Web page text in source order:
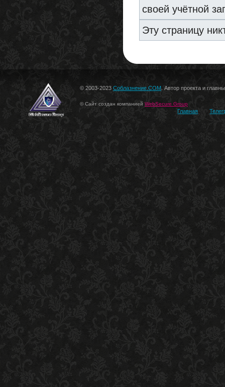
своей учётной
Эту страницу
© 2003-2023 Соблазнение.COM . Автор проекта и
© Сайт создан компанией WebSecure Group
Главная